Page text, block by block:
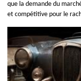
que la demande du
et compétitive pour le